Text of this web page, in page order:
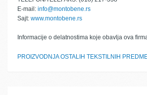
E-mail: info@montobene.rs
Sajt: www.montobene.rs
Informacije o delatnostima koje obavlja ova
PROIZVODNJA OSTALIH TEKSTILNIH